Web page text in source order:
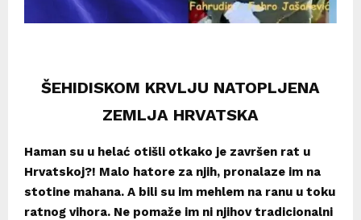
ŠEHIDISKOM KRVLJU NATOPLJENA
ZEMLJA HRVATSKA
Haman su u helać otišli otkako je završen rat u
Hrvatskoj?! Malo hatore za njih, pronalaze im na
stotine mahana. A bili su im mehlem na ranu u toku
ratnog vihora. Ne pomaže im ni njihov tradicionalni